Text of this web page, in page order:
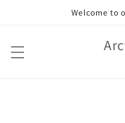
Welcome to